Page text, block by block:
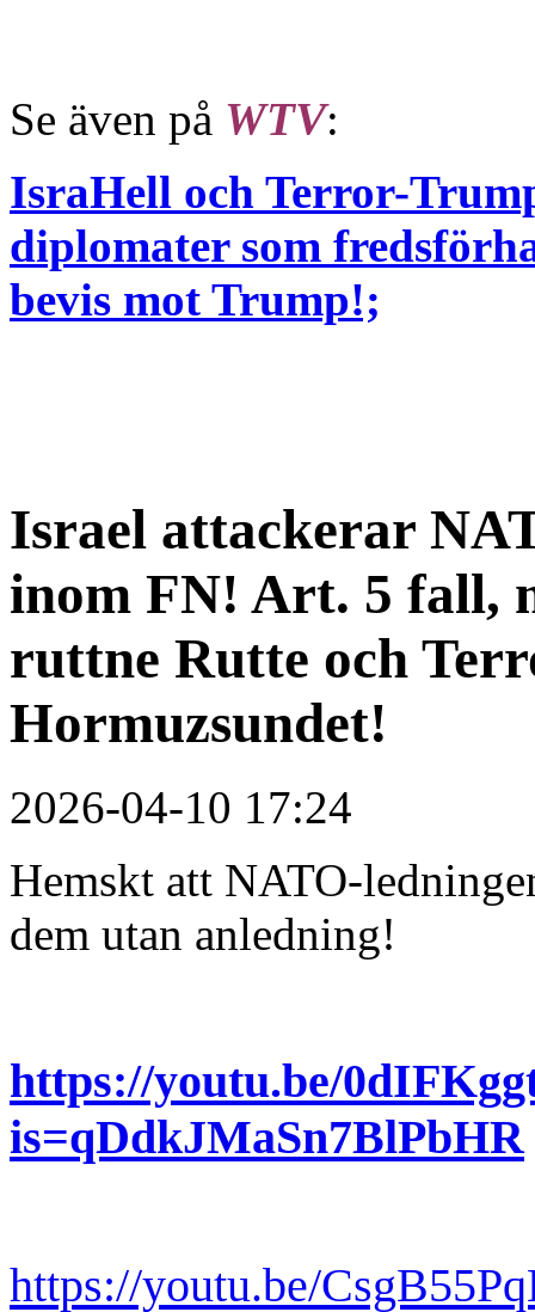
Se även på WTV:
IsraHell och Terror-
diplomater som
bevis mot Trump!;
Israel attackerar
inom FN! Art. 5 fall,
ruttne Rutte och
Hormuzsundet!
2026-04-10 17:24
Hemskt att NATO-
dem utan anledning!
https://youtu.be/
is=qDdkJMaSn7BlPbHR
https://youtu.be/